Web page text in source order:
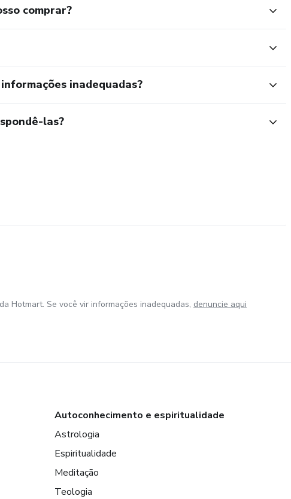
comprar?
inadequadas?
las?
Hotmart. Se você vir informações inadequadas, denuncie aqui
Autoconhecimento e espiritualidade
Astrologia
Espiritualidade
Meditação
Teologia